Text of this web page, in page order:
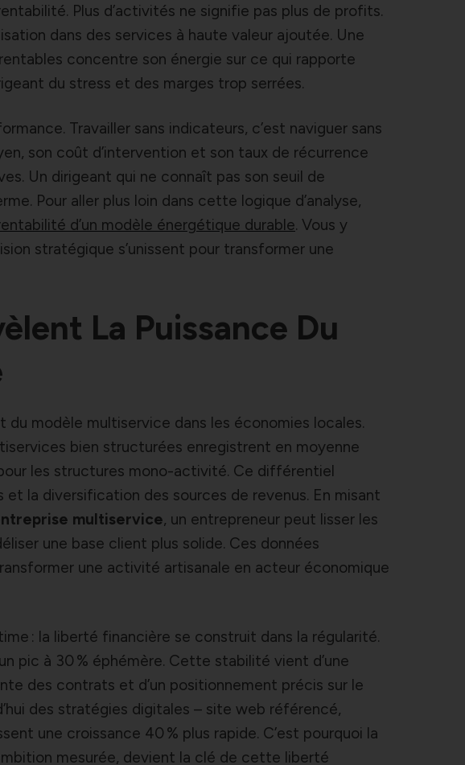
Plus d’activités ne signifie pas plus de profits.
dans des services à haute valeur ajoutée. Une
concentre son énergie sur ce qui rapporte
du stress et des marges trop serrées.
Travailler sans indicateurs, c’est naviguer sans
son coût d’intervention et son taux de récurrence
Un dirigeant qui ne connaît pas son seuil de
Pour aller plus loin dans cette logique d’analyse,
d’un modèle énergétique durable. Vous y
stratégique s’unissent pour transformer une
La Puissance Du
modèle multiservice dans les économies locales.
bien structurées enregistrent en moyenne
les structures mono-activité. Ce différentiel
et la diversification des sources de revenus. En misant
multiservice, un entrepreneur peut lisser les
une base client plus solide. Ces données
une activité artisanale en acteur économique
: la liberté financière se construit dans la régularité.
pic à 30 % éphémère. Cette stabilité vient d’une
des contrats et d’un positionnement précis sur le
des stratégies digitales – site web référencé,
une croissance 40 % plus rapide. C’est pourquoi la
mesurée, devient la clé de cette liberté